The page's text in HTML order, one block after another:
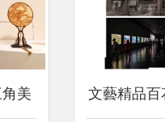
美 文藝精品